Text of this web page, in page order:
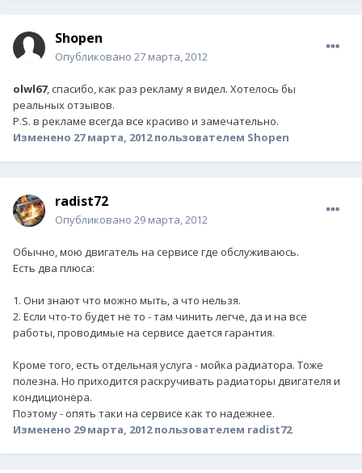
Shopen
Опубликовано 27 марта, 2012
olwl67, спасибо, как раз рекламу я видел. Хотелось бы
реальных отзывов.
P.S. в рекламе всегда все красиво и замечательно.
Изменено 27 марта, 2012пользователем Shopen
radist72
Опубликовано 29 марта, 2012
Обычно, мою двигатель на сервисе где обслуживаюсь.
Есть два плюса:
1. Они знают что можно мыть, а что нельзя.
2. Если что-то будет не то - там чинить легче, да и на все
работы, проводимые на сервисе дается гарантия.
Кроме того, есть отдельная услуга - мойка радиатора. Тоже
полезна. Но приходится раскручивать радиаторы двигателя и
кондиционера.
Поэтому - опять таки на сервисе как то надежнее.
Изменено 29 марта, 2012пользователем radist72